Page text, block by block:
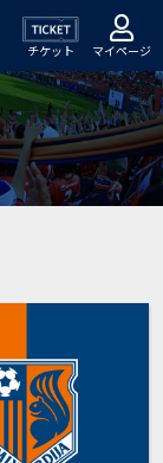
チケット マイページ